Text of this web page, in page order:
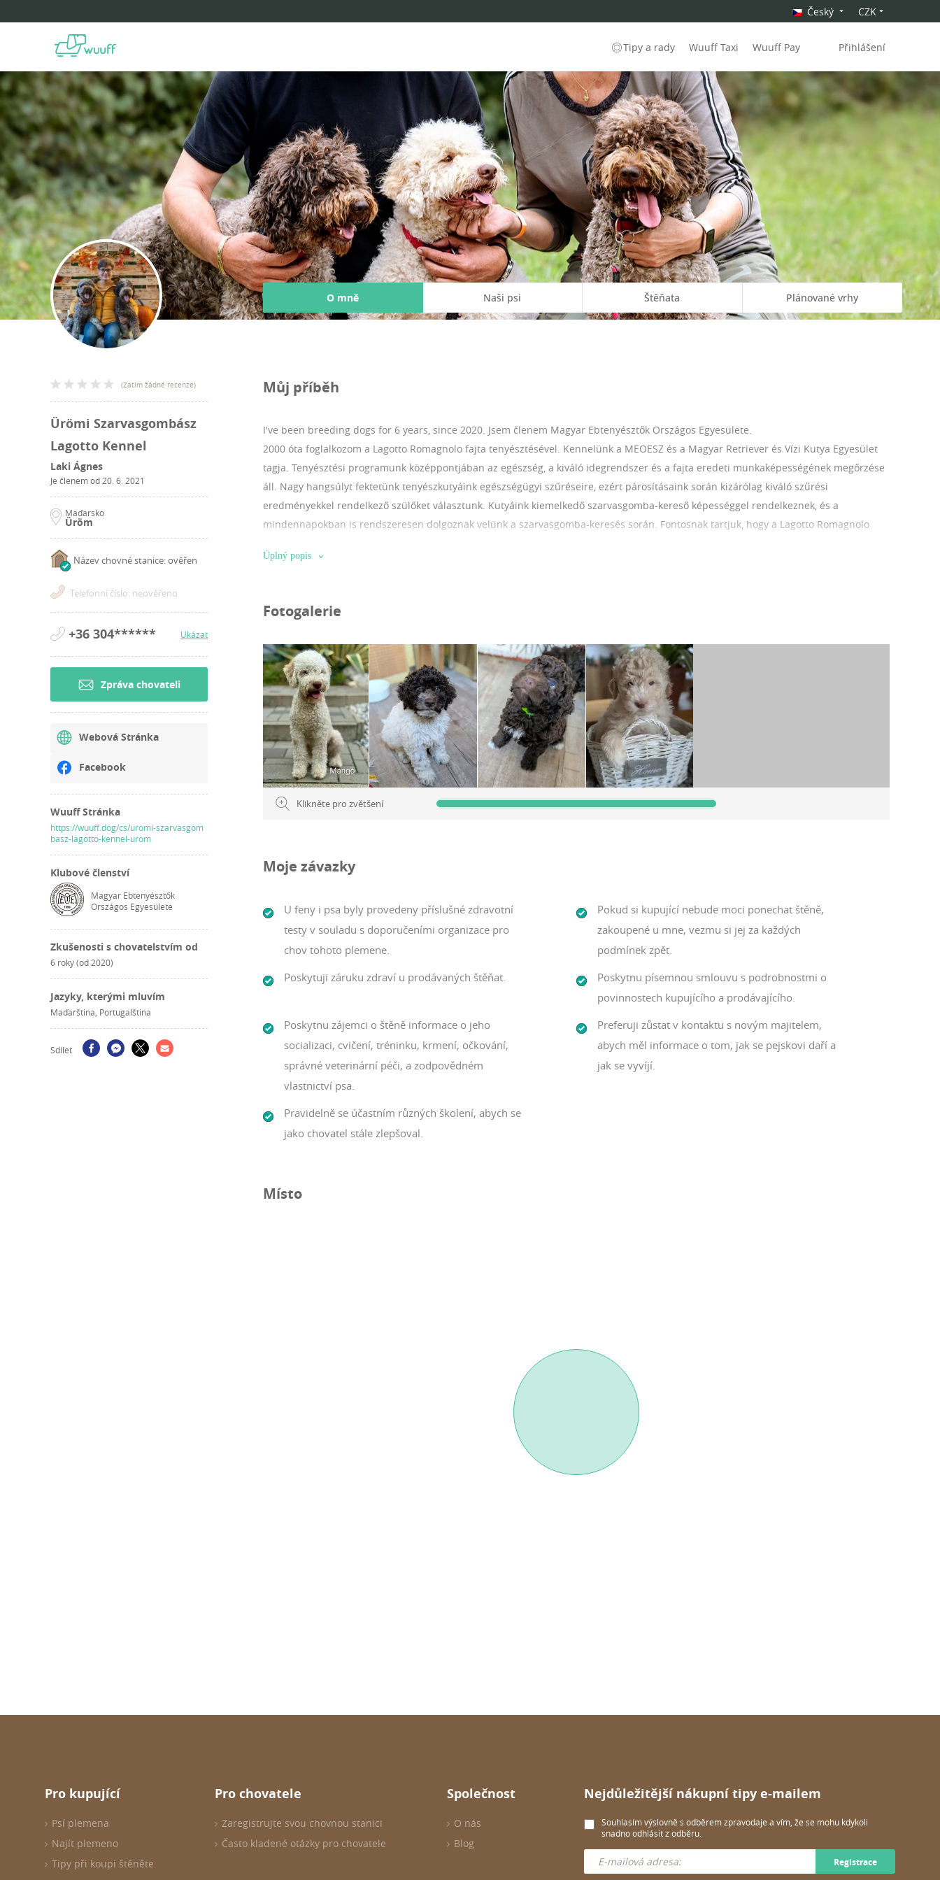
Český CZK
Tipy a rady Wuuff Taxi Wuuff Pay Přihlášení
(Zatím žádné recenze)
Ürömi Szarvasgombász
Lagotto Kennel
Laki Ágnes
Je členem od20. 6. 2021
Maďarsko
Üröm
Název chovné stanice: ověřen
Telefonní číslo: neověřeno
+36 304****** Ukázat
Zpráva chovateli
Webová Stránka
Facebook
Wuuff Stránka
https://wuuff.dog/cs/uromi-szarvasgom
basz-lagotto-kennel-urom
Klubové členství
Magyar Ebtenyésztők
Országos Egyesülete
Zkušenosti s chovatelstvím od
6 roky (od 2020)
Jazyky, kterými mluvím
Maďarština, Portugalština
Sdílet
O mně Naši psi Štěňata Plánované vrhy
Můj příběh
I've been breeding dogs for 6 years, since 2020. Jsem členem Magyar Ebtenyésztők Országos Egyesülete.
2000 óta foglalkozom a Lagotto Romagnolo fajta tenyésztésével. Kennelünk a MEOESZ és a Magyar Retriever és Vízi Kutya Egyesület
tagja. Tenyésztési programunk középpontjában az egészség, a kiváló idegrendszer és a fajta eredeti munkaképességének megőrzése
áll. Nagy hangsúlyt fektetünk tenyészkutyáink egészségügyi szűréseire, ezért párosításaink során kizárólag kiváló szűrési
eredményekkel rendelkező szülőket választunk. Kutyáink kiemelkedő szarvasgomba-kereső képességgel rendelkeznek, és a
mindennapokban is rendszeresen dolgoznak velünk a szarvasgomba-keresés során. Fontosnak tartjuk, hogy a Lagotto Romagnolo
heteiben sokféle pozitív élményt szereznek. Nagy gondot fordítunk a korai szocializációra, hogy kiegyensúlyozott, magabiztos és
Úplný popis
Fotogalerie
Klikněte pro zvětšení
Moje závazky
U feny i psa byly provedeny příslušné zdravotní
testy v souladu s doporučeními organizace pro
chov tohoto plemene.
Pokud si kupující nebude moci ponechat štěně,
zakoupené u mne, vezmu si jej za každých
podmínek zpět.
Poskytuji záruku zdraví u prodávaných štěňat.
Poskytnu písemnou smlouvu s podrobnostmi o
povinnostech kupujícího a prodávajícího.
Poskytnu zájemci o štěně informace o jeho
socializaci, cvičení, tréninku, krmení, očkování,
správné veterinární péči, a zodpovědném
vlastnictví psa.
Preferuji zůstat v kontaktu s novým majitelem,
abych měl informace o tom, jak se pejskovi daří a
jak se vyvíjí.
Pravidelně se účastním různých školení, abych se
jako chovatel stále zlepšoval.
Místo
Pro kupující
Psí plemena
Najít plemeno
Tipy při koupi štěněte
Pro chovatele
Zaregistrujte svou chovnou stanici
Často kladené otázky pro chovatele
Společnost
O nás
Blog
Nejdůležitější nákupní tipy e-mailem
Souhlasím výslovně s odběrem zpravodaje a vím, že se mohu kdykoli
snadno odhlásit z odběru.
Registrace